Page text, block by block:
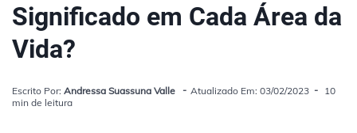
Significado em Cada Área da
Vida?
Escrito Por: Andressa Suassuna Valle Atualizado Em: 03/02/2023
10
min de leitura